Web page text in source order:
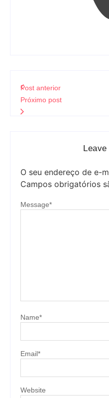
Post anterior
Próximo post
O seu endereço de e-
Campos obrigatórios
Message*
Name*
Email*
Website